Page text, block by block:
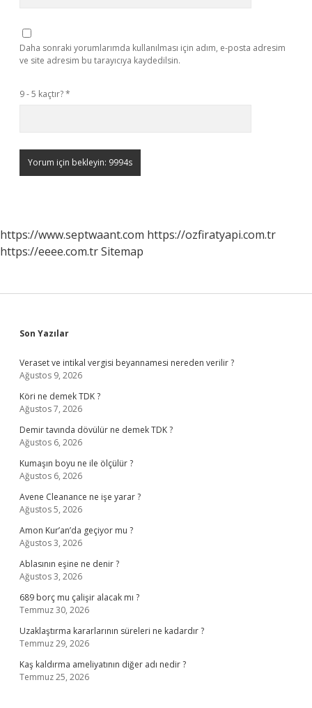
Daha sonraki yorumlarımda kullanılması için adım, e-posta adresim
ve site adresim bu tarayıcıya kaydedilsin.
9 - 5 kaçtır?*
https://www.septwaant.com https://ozfiratyapi.com.tr
https://eeee.com.trSitemap
Sidebar
Son Yazılar
Veraset ve intikal vergisi beyannamesi nereden verilir ?
Ağustos 9, 2026
Köri ne demek TDK ?
Ağustos 7, 2026
Demir tavında dövülür ne demek TDK ?
Ağustos 6, 2026
Kumaşın boyu ne ile ölçülür ?
Ağustos 6, 2026
Avene Cleanance ne işe yarar ?
Ağustos 5, 2026
Amon Kur’an’da geçiyor mu ?
Ağustos 3, 2026
Ablasının eşine ne denir ?
Ağustos 3, 2026
689 borç mu çalişir alacak mı ?
Temmuz 30, 2026
Uzaklaştırma kararlarının süreleri ne kadardır ?
Temmuz 29, 2026
Kaş kaldırma ameliyatının diğer adı nedir ?
Temmuz 25, 2026